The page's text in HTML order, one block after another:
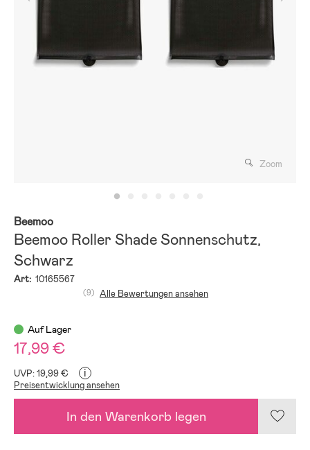
Zoom
Beemoo
Beemoo Roller Shade Sonnenschutz,
Schwarz
Art: 10165567
(9) Alle Bewertungen ansehen
Auf Lager
17,99 €
UVP: 19,99 € i
Preisentwicklung ansehen
In den Warenkorb legen